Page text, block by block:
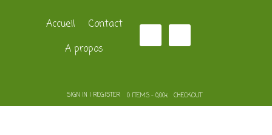
Accueil
Contact
A propos
SIGN IN | REGISTER 0 ITEMS - 0,00€ CHECKOUT